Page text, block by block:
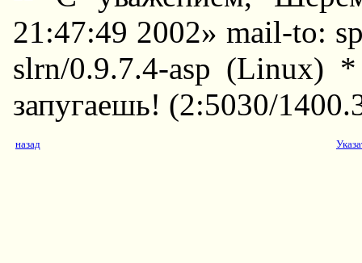
21:47:49 2002» mail-to:
slrn/0.9.7.4-asp (Linux)
запугаешь! (2:5030/
назад